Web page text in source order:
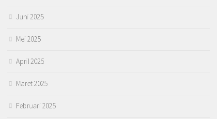
Juni 2025
Mei 2025
April 2025
Maret 2025
Februari 2025